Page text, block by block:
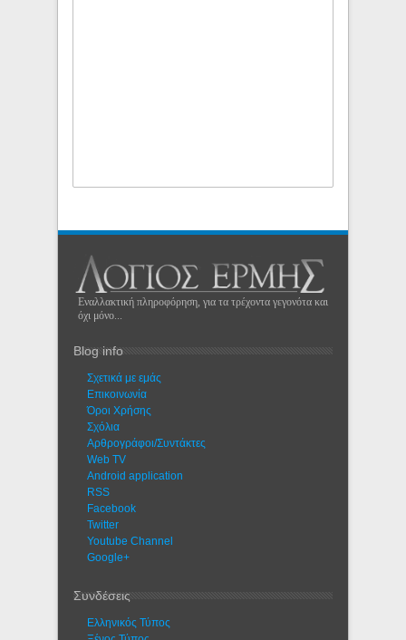
Εναλλακτική πληροφόρηση, για τα τρέχοντα γεγονότα και
όχι μόνο...
Blog info
Σχετικά με εμάς
Eπικοινωνία
Όροι Χρήσης
Σχόλια
Αρθρογράφοι/Συντάκτες
Web TV
Android application
RSS
Facebook
Twitter
Youtube Channel
Google+
Συνδέσεις
Ελληνικός Τύπος